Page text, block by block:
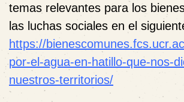
temas relevantes para los
las luchas sociales en el
https://
por-el-agua-en-hatillo-que-nos-
nuestros-territorios/